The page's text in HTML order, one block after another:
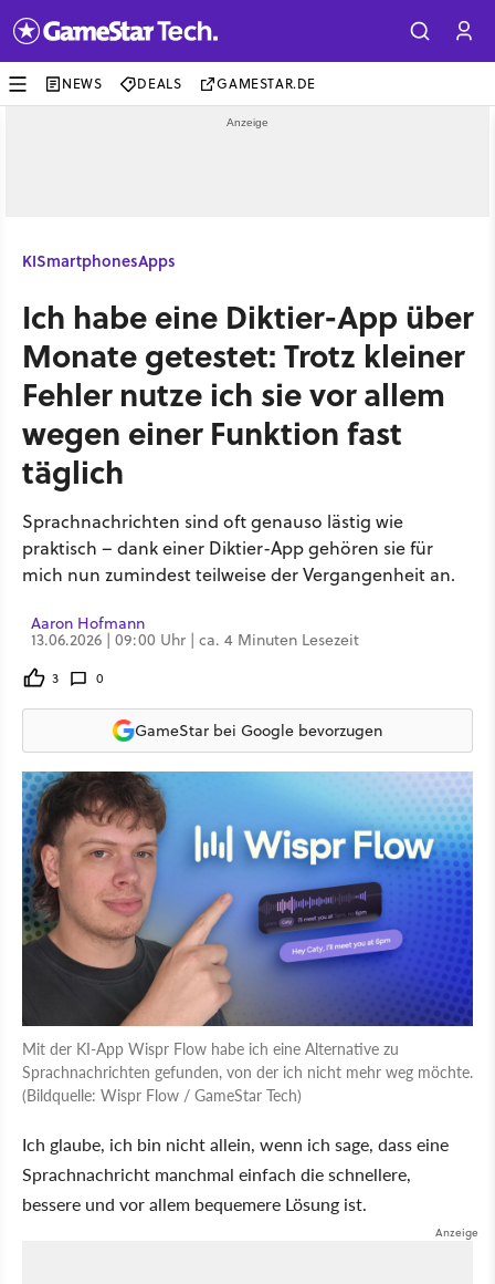
NEWS DEALS GAMESTAR.DE
KISmartphonesApps
Ich habe eine Diktier-App über
Monate getestet: Trotz kleiner
Fehler nutze ich sie vor allem
wegen einer Funktion fast
täglich
Sprachnachrichten sind oft genauso lästig wie
praktisch – dank einer Diktier-App gehören sie für
mich nun zumindest teilweise der Vergangenheit an.
Aaron Hofmann
13.06.2026 | 09:00 Uhr | ca. 4 Minuten Lesezeit
3 0
GameStar bei Google bevorzugen
Mit der KI-App Wispr Flow habe ich eine Alternative zu
Sprachnachrichten gefunden, von der ich nicht mehr weg möchte.
(Bildquelle: Wispr Flow / GameStar Tech)
Ich glaube, ich bin nicht allein, wenn ich sage, dass eine
Sprachnachricht manchmal einfach die schnellere,
bessere und vor allem bequemere Lösung ist.